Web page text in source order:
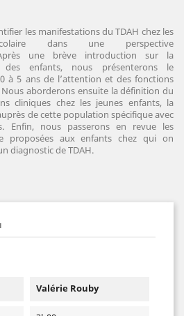
les manifestations du TDAH chez les
dans une perspective
Après une brève introduction sur la
des enfants, nous présenterons le
à 5 ans de l’attention et des fonctions
aborderons ensuite la définition du
cliniques chez les jeunes enfants, la
de cette population spécifique avec
Enfin, nous passerons en revue les
proposées aux enfants chez qui on
diagnostic de TDAH.
Valérie Rouby